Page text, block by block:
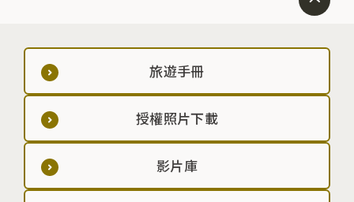
旅遊手冊
授權照片下載
影片庫